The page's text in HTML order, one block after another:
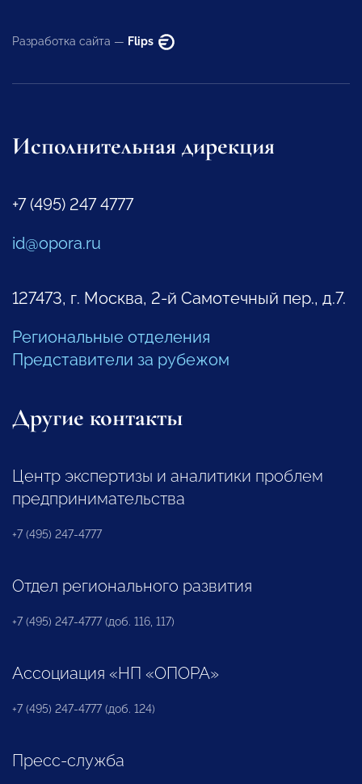
Разработка сайта — Flips
Исполнительная дирекция
+7 (495) 247 4777
id@opora.ru
127473, г. Москва, 2-й Самотечный пер., д.7.
Региональные отделения
Представители за рубежом
Другие контакты
Центр экспертизы и аналитики проблем
предпринимательства
+7 (495) 247-4777
Отдел регионального развития
+7 (495) 247-4777 (доб. 116, 117)
Ассоциация «НП «ОПОРА»
+7 (495) 247-4777 (доб. 124)
Пресс-служба